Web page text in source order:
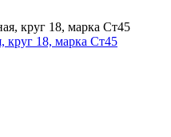
круг 18, марка Ст45